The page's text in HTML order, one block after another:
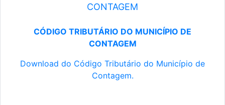
CONTAGEM
CÓDIGO TRIBUTÁRIO DO MUNICÍPIO DE
CONTAGEM
Download do Código Tributário do Município de
Contagem.